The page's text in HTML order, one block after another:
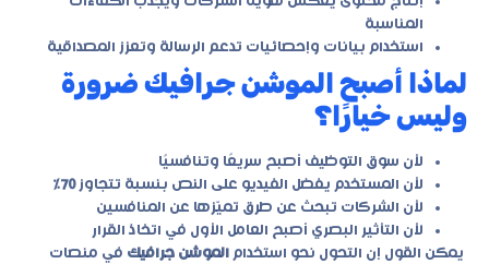
المناسبة
استخدام بيانات وإحصائيات تدعم الرسالة وتعزز المصداقية
لماذا أصبح الموشن جرافيك ضرورة
وليس خيارًا؟
لأن سوق التوظيف أصبح سريعًا وتنافسيًا
لأن المستخدم يفضل الفيديو على النص بنسبة تتجاوز70٪
لأن الشركات تبحث عن طرق تميّزها عن المنافسين
لأن التأثير البصري أصبح العامل الأول في اتخاذ القرار
يمكن القول إن التحول نحو استخدام الموشن جرافيك في منصات